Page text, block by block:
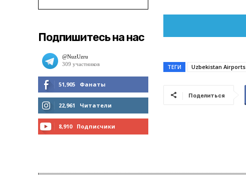
Подпишитесь на нас
51,905 Фанаты
МНЕ НРАВИТСЯ
22,961 Читатели
8,910 Подписчики
ТЕГИ Uzbekistan Airports
Поделиться